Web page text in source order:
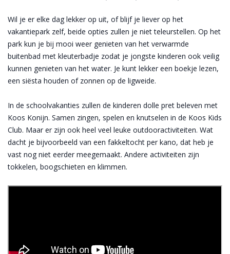
Wil je er elke dag lekker op uit, of blijf je liever op het
vakantiepark zelf, beide opties zullen je niet teleurstellen. Op het
park kun je bij mooi weer genieten van het verwarmde
buitenbad met kleuterbadje zodat je jongste kinderen ook veilig
kunnen genieten van het water. Je kunt lekker een boekje lezen,
een siësta houden of zonnen op de ligweide.
In de schoolvakanties zullen de kinderen dolle pret beleven met
Koos Konijn. Samen zingen, spelen en knutselen in de Koos Kids
Club. Maar er zijn ook heel veel leuke outdooractiviteiten. Wat
dacht je bijvoorbeeld van een fakkeltocht per kano, dat heb je
vast nog niet eerder meegemaakt. Andere activiteiten zijn
tokkelen, boogschieten en klimmen.